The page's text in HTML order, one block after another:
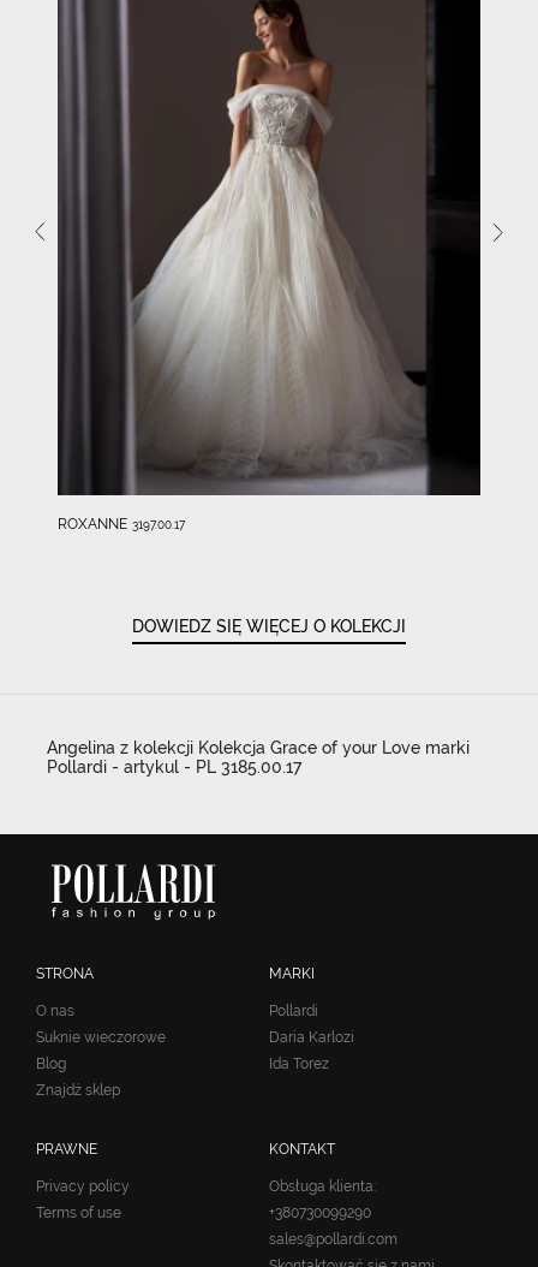
ROXANNE 3197.00.17
DOWIEDZ SIĘ WIĘCEJ O KOLEKCJI
Angelina z kolekcji Kolekcja Grace of your Love marki
Pollardi - artykul - PL 3185.00.17
STRONA
O nas
Suknie wieczorowe
Blog
Znajdź sklep
MARKI
Pollardi
Daria Karlozi
Ida Torez
PRAWNE
Privacy policy
Terms of use
KONTAKT
Obsługa klienta:
+380730099290
sales@pollardi.com